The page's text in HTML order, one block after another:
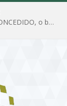
PORTARIA Nº 025/2026-GP/IPREVSSBV – CONCEDIDO, o benefício de PENSÃO a MARIA ESTELA DOS SANTOS SOUZA